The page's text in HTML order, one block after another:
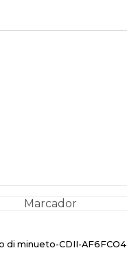
di minueto-CDII-AF6FCO4